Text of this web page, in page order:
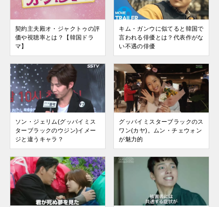
契約主夫殿オ・ジャクトゥの評
価や視聴率とは？【韓国ドラ
マ】
キム・ガンウに似てると韓国で
言われる俳優とは？代表作がな
い不遇の俳優
ソン・ジェリム(グッバイミス
ターブラックのウジン)イメー
ジと違うキャラ？
グッバイミスターブラックのス
ワン(カヤ)。ムン・チェウォン
が魅力的